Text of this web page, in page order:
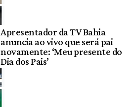
Apresentador da TV Bahia
anuncia ao vivo que será pai
novamente: ‘Meu presente do
Dia dos Pais’